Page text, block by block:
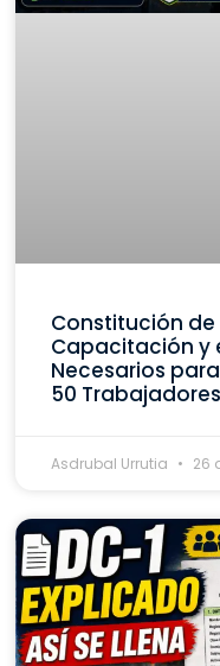
Constitución de
Capacitación y
Necesarios
50 Trabajadores
Asdrubal Urrutia 26